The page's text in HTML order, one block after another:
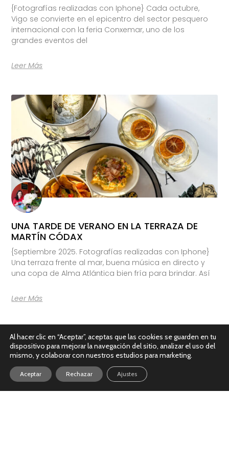
{Fotografías realizadas con Iphone} Cada octubre,
Vigo se convierte en el epicentro del sector pesquero
internacional con la feria Conxemar, uno de los
grandes eventos del
Leer Más
UNA TARDE DE VERANO EN LA TERRAZA DE
MARTÍN CÓDAX
{Septiembre 2025. Fotografías realizadas con Iphone}
Una terraza frente al mar, buena música en directo y
una copa de Alma Atlántica bien fría para brindar. Así
Leer Más
Al hacer clic en “Aceptar”, aceptas que las cookies se guarden en tu
dispositivo para mejorar la navegación del sitio, analizar el uso del
mismo, y colaborar con nuestros estudios para marketing.
Aceptar Rechazar Ajustes